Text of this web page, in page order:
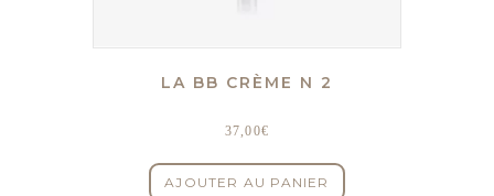
LA BB CRÈME N 2
37,00€
AJOUTER AU PANIER